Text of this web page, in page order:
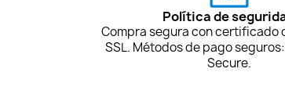
Política de
Compra segura con certificado
SSL. Métodos de pago
Secure.